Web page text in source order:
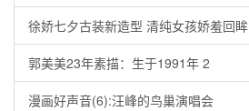
徐娇七夕古装新造型 清纯女孩娇羞回眸
郭美美23年素描：生于1991年 2
漫画好声音(6):汪峰的鸟巢演唱会